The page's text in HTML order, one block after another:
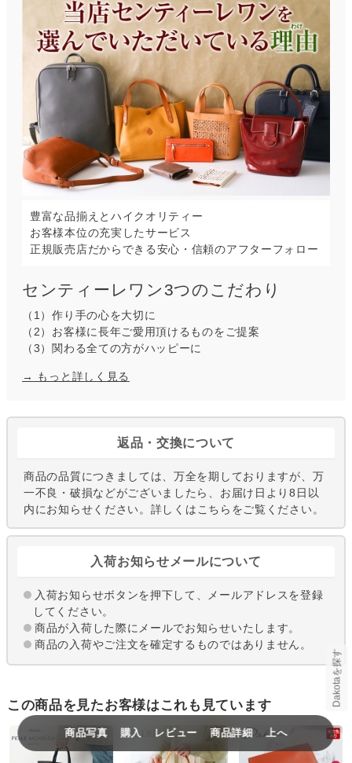
豊富な品揃えとハイクオリティー
お客様本位の充実したサービス
正規販売店だからできる安心・信頼のアフターフォロー
センティーレワン3つのこだわり
（1）作り手の心を大切に
（2）お客様に長年ご愛用頂けるものをご提案
（3）関わる全ての方がハッピーに
→ もっと詳しく見る
返品・交換について
商品の品質につきましては、万全を期しておりますが、万
一不良・破損などがございましたら、お届け日より8日以
内にお知らせください。 詳しくはこちら をご覧ください。
入荷お知らせメールについて
入荷お知らせボタンを押下して、メールアドレスを登録
してください。
商品が入荷した際にメールでお知らせいたします。
商品の入荷やご注文を確定するものではありません。
この商品を見たお客様はこれも見ています Dakotaを探す
商品写真 購入 レビュー 商品詳細 上へ